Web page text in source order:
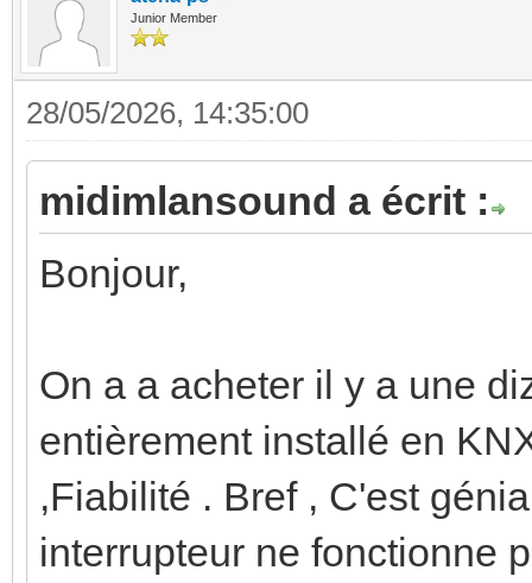
Junior Member
28/05/2026, 14:35:00
midimlansound a écrit :
Bonjour,
On a a acheter il y a une
entièrement installé en
,Fiabilité . Bref , C'est
interrupteur ne fonctionne